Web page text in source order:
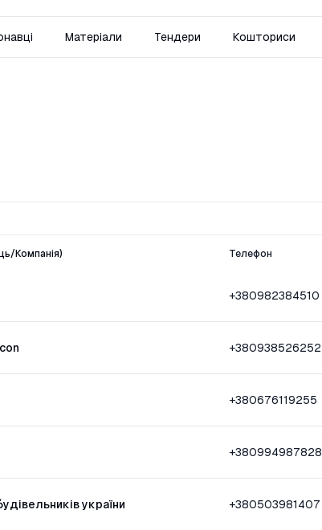
Матеріали Тендери Кошториси
Компанія) Телефон
+380982384510
+380938526252
+380676119255
+380994987828
україни +380503981407